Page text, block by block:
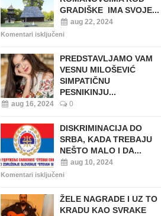
GRADIŠKE IMA SVOJE...
aug 22, 2024
Komentari isključeni
PREDSTAVLJAMO VAM
VESNU MILOŠEVIĆ
SIMPATIČNU
PESNIKINJU...
aug 16, 2024 0
DISKRIMINACIJA DO
SRBA, KADA TREBAJU
NEŠTO MALO I DA...
aug 10, 2024
Komentari isključeni
ŽELE NAGRADE I UZ TO
KRADU KAO SVRAKE